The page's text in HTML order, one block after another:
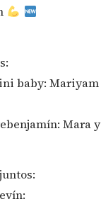
baby: Mariyam
Mara